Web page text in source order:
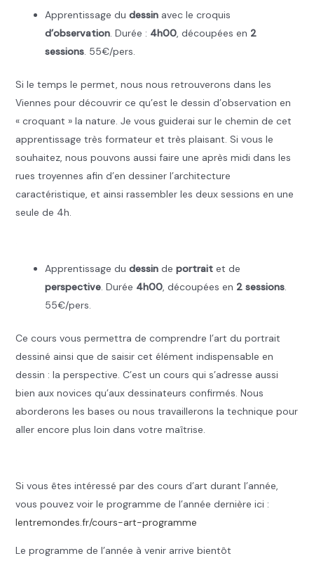
Apprentissage du dessin avec le croquis
d’observation. Durée : 4h00, découpées en 2
sessions. 55€/pers.
Si le temps le permet, nous nous retrouverons dans les
Viennes pour découvrir ce qu’est le dessin d’observation en
« croquant » la nature. Je vous guiderai sur le chemin de cet
apprentissage très formateur et très plaisant. Si vous le
souhaitez, nous pouvons aussi faire une après midi dans les
rues troyennes afin d’en dessiner l’architecture
caractéristique, et ainsi rassembler les deux sessions en une
seule de 4h.
Apprentissage du dessin de portrait et de
perspective. Durée 4h00, découpées en 2 sessions.
55€/pers.
Ce cours vous permettra de comprendre l’art du portrait
dessiné ainsi que de saisir cet élément indispensable en
dessin : la perspective. C’est un cours qui s’adresse aussi
bien aux novices qu’aux dessinateurs confirmés. Nous
aborderons les bases ou nous travaillerons la technique pour
aller encore plus loin dans votre maîtrise.
Si vous êtes intéressé par des cours d’art durant l’année,
vous pouvez voir le programme de l’année dernière ici :
lentremondes.fr/cours-art-programme
Le programme de l’année à venir arrive bientôt